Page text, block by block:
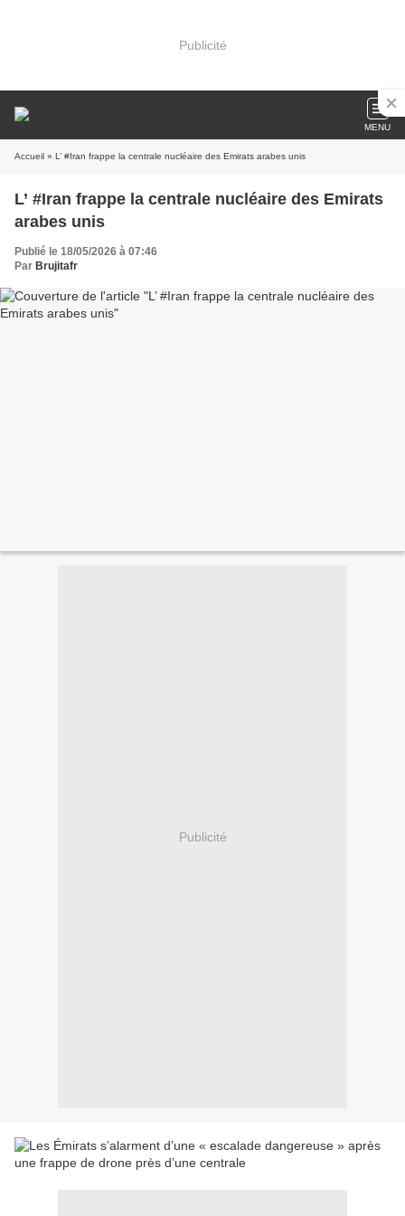
Publicité
MENU
Accueil » L’ #Iran frappe la centrale nucléaire des Emirats arabes unis
L’ #Iran frappe la centrale nucléaire des Emirats
arabes unis
Publié le 18/05/2026 à 07:46
Par Brujitafr
Publicité